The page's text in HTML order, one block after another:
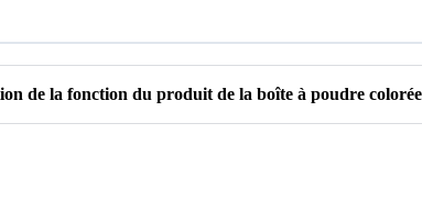
de la fonction du produit de la boîte à poudre